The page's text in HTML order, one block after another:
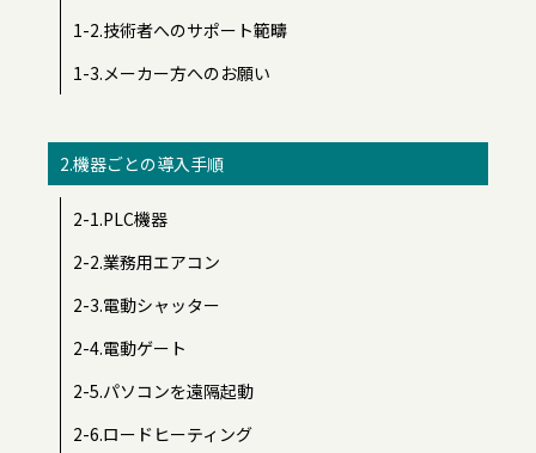
1-2.技術者へのサポート範疇
1-3.メーカー方へのお願い
2.機器ごとの導入手順
2-1.PLC機器
2-2.業務用エアコン
2-3.電動シャッター
2-4.電動ゲート
2-5.パソコンを遠隔起動
2-6.ロードヒーティング